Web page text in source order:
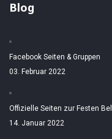
Blog
Facebook Seiten & Gruppen
03. Februar 2022
Offizielle Seiten zur Festen
14. Januar 2022